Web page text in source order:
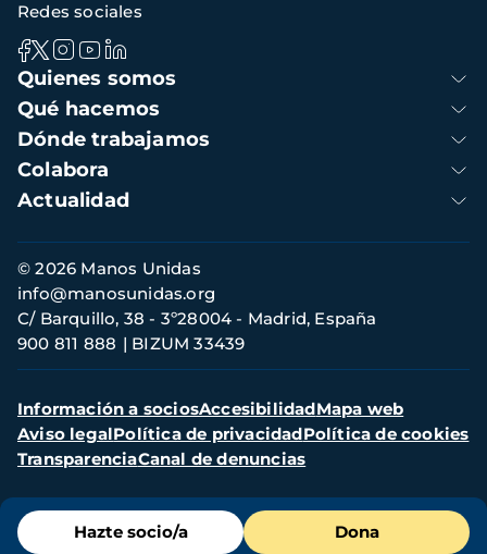
Menú
de
Hazte socio/a Dona
Navegación
principal
Quienes somos
Qué hacemos
Dónde trabajamos
Colabora
Actualidad
Redes sociales
Información
de
contacto
© 2026 Manos Unidas
C/ Barquillo, 38 - 3º28004 - Madrid, España
900 811 888
BIZUM 33439
info@manosunidas.org
Menú
secundario
Información a sociosAccesibilidadMapa web
Aviso legalPolítica de privacidadPolítica de cookies
TransparenciaCanal de denuncias